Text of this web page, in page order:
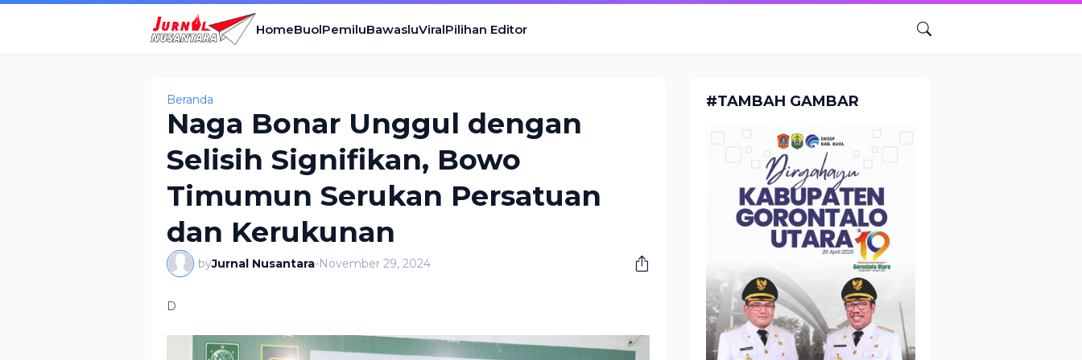
HomeBuolPemiluBawasluViralPilihan Editor
Beranda
Naga Bonar Unggul dengan
Selisih Signifikan, Bowo
Timumun Serukan Persatuan
dan Kerukunan
byJurnal Nusantara-November 29, 2024
D
#TAMBAH GAMBAR